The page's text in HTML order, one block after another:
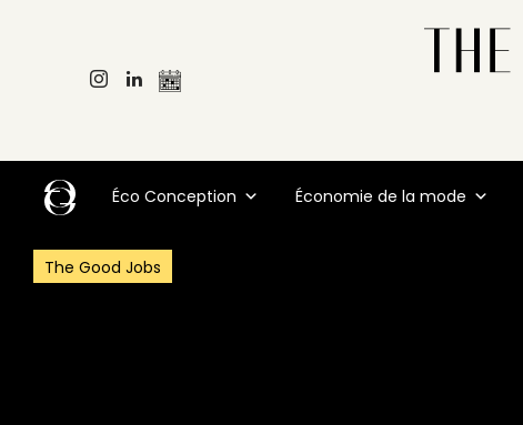
Éco Conception Économie de la mode
The Good Jobs